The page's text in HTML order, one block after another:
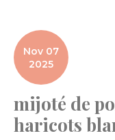
Nov 07
2025
mijoté de
haricots